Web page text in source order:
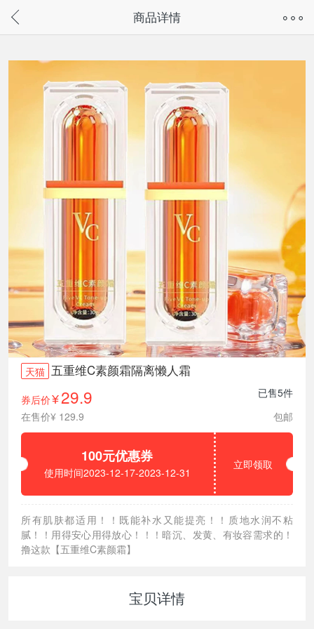
请通过微信或支付宝搜“奇兔客小程序”访问
商品详情
天猫 五重维C素颜霜隔离懒人霜
券后价¥29.9
已售5件
在售价¥ 129.9
包邮
100元优惠券
使用时间2023-12-17-2023-12-31
立即领取
所有肌肤都适用！！既能补水又能提亮！！质地水润不粘
腻！！用得安心用得放心！！！暗沉、发黄、有妆容需求的！
撸这款【五重维C素颜霜】
宝贝详情